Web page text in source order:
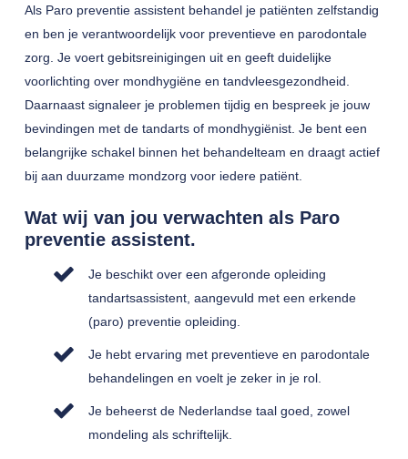
Als Paro preventie assistent behandel je patiënten zelfstandig
en ben je verantwoordelijk voor preventieve en parodontale
zorg. Je voert gebitsreinigingen uit en geeft duidelijke
voorlichting over mondhygiëne en tandvleesgezondheid.
Daarnaast signaleer je problemen tijdig en bespreek je jouw
bevindingen met de tandarts of mondhygiënist. Je bent een
belangrijke schakel binnen het behandelteam en draagt actief
bij aan duurzame mondzorg voor iedere patiënt.
Wat wij van jou verwachten als Paro
preventie assistent.
Je beschikt over een afgeronde opleiding
tandartsassistent, aangevuld met een erkende
(paro) preventie opleiding.
Je hebt ervaring met preventieve en parodontale
behandelingen en voelt je zeker in je rol.
Je beheerst de Nederlandse taal goed, zowel
mondeling als schriftelijk.